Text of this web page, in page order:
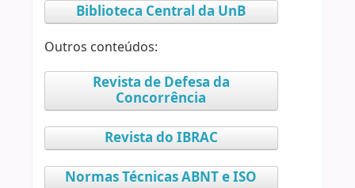
Biblioteca Central da UnB
Outros conteúdos:
Revista de Defesa da
Concorrência
Revista do IBRAC
Normas Técnicas ABNT e ISO